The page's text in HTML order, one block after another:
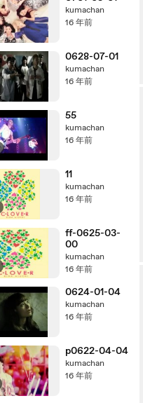
kumachan
16 年前
0628-07-01
kumachan
16 年前
55
kumachan
16 年前
11
kumachan
16 年前
ff-0625-03-
00
kumachan
16 年前
0624-01-04
kumachan
16 年前
p0622-04-04
kumachan
16 年前